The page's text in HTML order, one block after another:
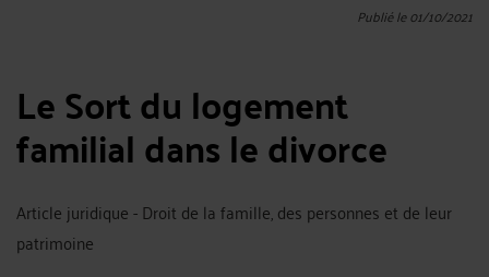
Publié le 01/10/2021
Le Sort du logement
familial dans le divorce
Article juridique - Droit de la famille, des personnes et de leur
patrimoine